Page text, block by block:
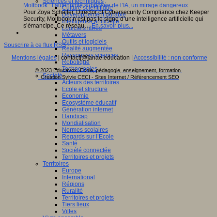
Culture scientifique
Développement durable
Intelligence artificielle
Logiciels libres
Métavers
Outils et logiciels
Réalité augmentée
Ressources sciences
Robotique
Technologies
Société
Acteurs des territoires
Ecole et structure
Economie
Ecosystème éducatif
Génération internet
Handicap
Mondialisation
Normes scolaires
Regards sur l’Ecole
Santé
Société connectée
Territoires et projets
Territoires
Europe
International
Régions
Ruralité
Territoires et projets
Tiers lieux
Villes
Moltbook : l’autonomie supposée de l’IA, un mirage dangereux
Pour Zoya Schaller, Director of Cybersecurity Compliance chez Keeper
Security, Moltbook n’est pas le signe d’une intelligence artificielle qui
s’émancipe. Ce réseau…En savoir plus...
Souscrire à ce flux RSS
Mentions légales| contact[@]anae.education | Accessibilité : non conforme
© 2023 Educavox, Ecole, pédagogie, enseignement, formation
Creation Sylvie CECI - Sites Internet / Référencement SEO